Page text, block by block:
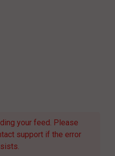
your feed. Please
support if the error